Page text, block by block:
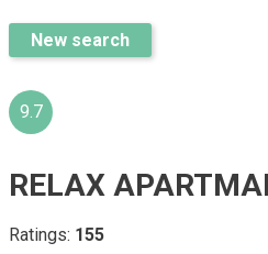
New search
9.7
RELAX
Ratings: 155